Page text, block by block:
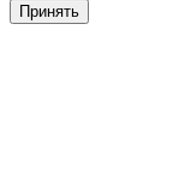
Принять